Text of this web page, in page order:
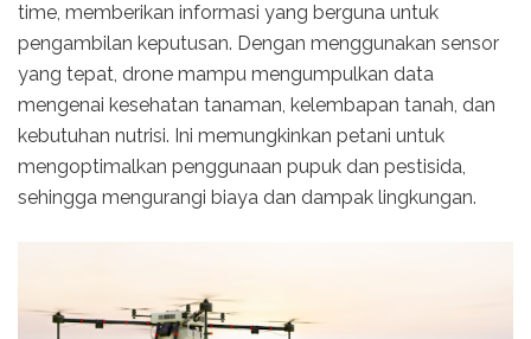
time, memberikan informasi yang berguna untuk
pengambilan keputusan. Dengan menggunakan sensor
yang tepat, drone mampu mengumpulkan data
mengenai kesehatan tanaman, kelembapan tanah, dan
kebutuhan nutrisi. Ini memungkinkan petani untuk
mengoptimalkan penggunaan pupuk dan pestisida,
sehingga mengurangi biaya dan dampak lingkungan.